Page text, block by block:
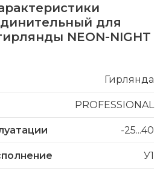
для
NEON-NIGHT
Гирлянда
PROFESSIONAL
-25...40
У1